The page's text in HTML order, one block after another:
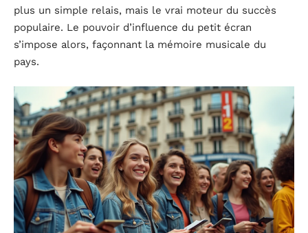
plus un simple relais, mais le vrai moteur du succès
populaire. Le pouvoir d’influence du petit écran
s’impose alors, façonnant la mémoire musicale du
pays.